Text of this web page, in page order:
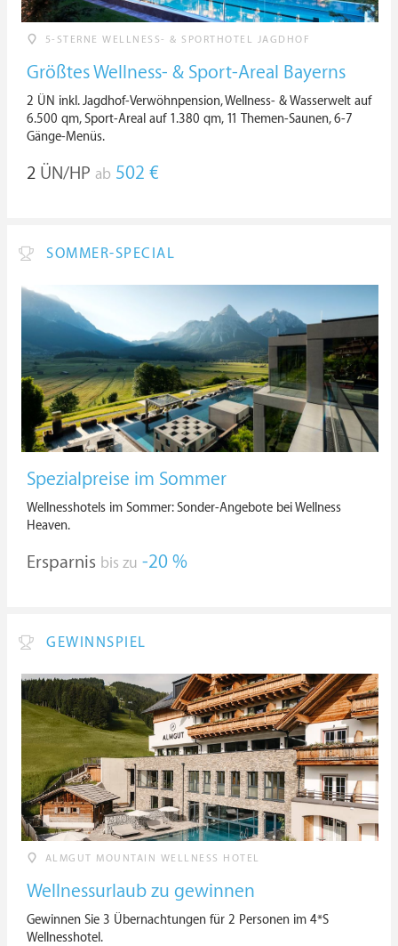
5-STERNE WELLNESS- & SPORTHOTEL JAGDHOF
Größtes Wellness- & Sport-Areal Bayerns
2 ÜN inkl. Jagdhof-Verwöhnpension, Wellness- & Wasserwelt auf
6.500 qm, Sport-Areal auf 1.380 qm, 11 Themen-Saunen, 6-7
Gänge-Menüs.
2 ÜN/HP ab 502 €
SOMMER-SPECIAL
Spezialpreise im Sommer
Wellnesshotels im Sommer: Sonder-Angebote bei Wellness
Heaven.
Ersparnis bis zu -20 %
GEWINNSPIEL
ALMGUT MOUNTAIN WELLNESS HOTEL
Wellnessurlaub zu gewinnen
Gewinnen Sie 3 Übernachtungen für 2 Personen im 4*S
Wellnesshotel.